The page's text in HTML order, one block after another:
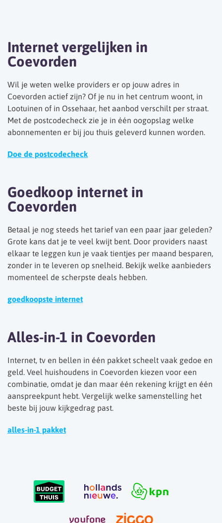
Internet vergelijken in
Coevorden
Wil je weten welke providers er op jouw adres in
Coevorden actief zijn? Of je nu in het centrum woont, in
Lootuinen of in Ossehaar, het aanbod verschilt per straat.
Met de postcodecheck zie je in één oogopslag welke
abonnementen er bij jou thuis geleverd kunnen worden.
Doe de postcodecheck
Goedkoop internet in
Coevorden
Betaal je nog steeds het tarief van een paar jaar geleden?
Grote kans dat je te veel kwijt bent. Door providers naast
elkaar te leggen kun je vaak tientjes per maand besparen,
zonder in te leveren op snelheid. Bekijk welke aanbieders
momenteel de scherpste deals hebben.
goedkoopste internet
Alles-in-1 in Coevorden
Internet, tv en bellen in één pakket scheelt vaak gedoe en
geld. Veel huishoudens in Coevorden kiezen voor een
combinatie, omdat je dan maar één rekening krijgt en één
aanspreekpunt hebt. Vergelijk welke samenstelling het
beste bij jouw kijkgedrag past.
alles-in-1 pakket